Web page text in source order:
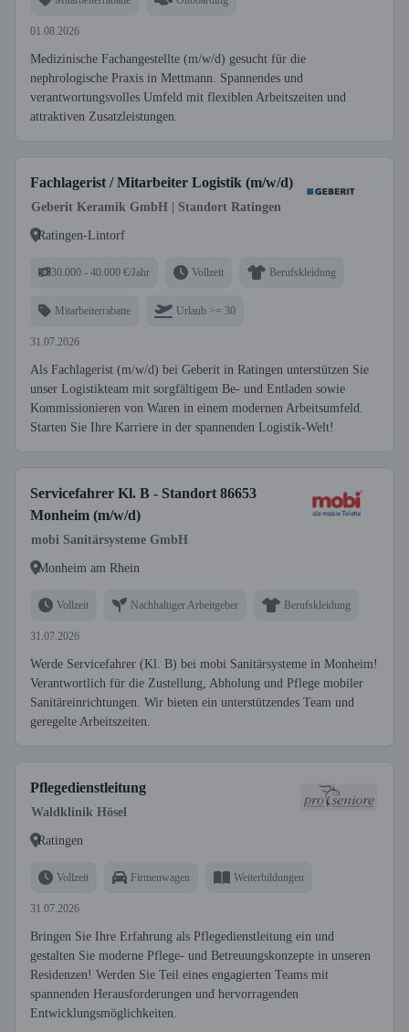
01.08.2026
Medizinische Fachangestellte (m/w/d) gesucht für die
nephrologische Praxis in Mettmann. Spannendes und
verantwortungsvolles Umfeld mit flexiblen Arbeitszeiten und
attraktiven Zusatzleistungen.
Fachlagerist / Mitarbeiter Logistik (m/w/d)
Geberit Keramik GmbH | Standort Ratingen
Ratingen-Lintorf
30.000 - 40.000 €/Jahr Vollzeit Berufskleidung
Mitarbeiterrabatte Urlaub >= 30
31.07.2026
Als Fachlagerist (m/w/d) bei Geberit in Ratingen unterstützen Sie
unser Logistikteam mit sorgfältigem Be- und Entladen sowie
Kommissionieren von Waren in einem modernen Arbeitsumfeld.
Starten Sie Ihre Karriere in der spannenden Logistik-Welt!
Servicefahrer Kl. B - Standort 86653
Monheim (m/w/d)
mobi Sanitärsysteme GmbH
Monheim am Rhein
Vollzeit Nachhaltiger Arbeitgeber Berufskleidung
31.07.2026
Werde Servicefahrer (Kl. B) bei mobi Sanitärsysteme in Monheim!
Verantwortlich für die Zustellung, Abholung und Pflege mobiler
Sanitäreinrichtungen. Wir bieten ein unterstützendes Team und
geregelte Arbeitszeiten.
Pflegedienstleitung
Waldklinik Hösel
Ratingen
Vollzeit Firmenwagen Weiterbildungen
31.07.2026
Bringen Sie Ihre Erfahrung als Pflegedienstleitung ein und
gestalten Sie moderne Pflege- und Betreuungskonzepte in unseren
Residenzen! Werden Sie Teil eines engagierten Teams mit
spannenden Herausforderungen und hervorragenden
Entwicklungsmöglichkeiten.